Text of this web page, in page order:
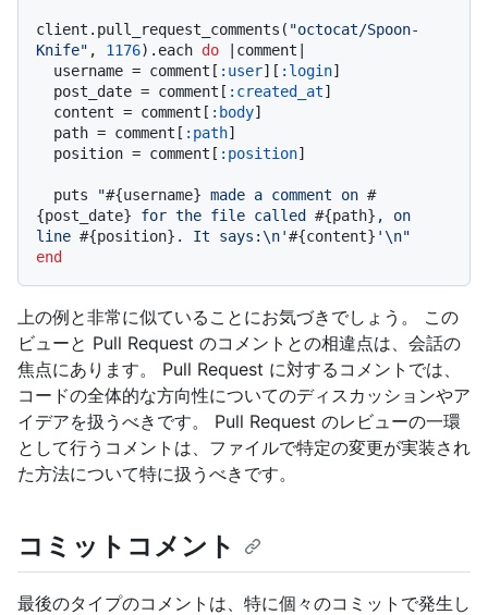
client.pull_request_comments( "octocat/Spoon-
Knife" , 1176).each do comment
  username = comment[
:user][ :login]
  post_date = comment[
:created_at]
  content = comment[
:body]
  path = comment[
:path]
  position = comment[
:position]
  puts
"#{username} made a comment on #
{post_date} for the file called #{path} , on
line #{position} . It says:\n'#{content} '\n"
end
上の例と非常に似ていることにお気づきでしょう。 この
ビューと Pull Request のコメントとの相違点は、会話の
焦点にあります。 Pull Request に対するコメントでは、
コードの全体的な方向性についてのディスカッションやア
イデアを扱うべきです。 Pull Request のレビューの一環
として行うコメントは、ファイルで特定の変更が実装され
た方法について特に扱うべきです。
コミットコメント
最後のタイプのコメントは、特に個々のコミットで発生し